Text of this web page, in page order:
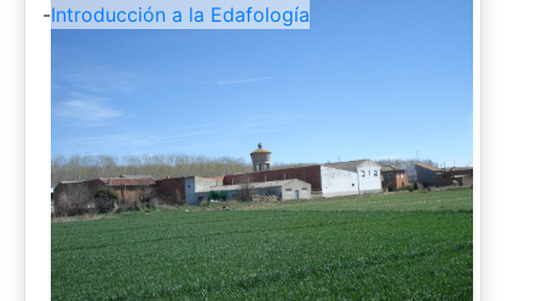
-Introducción a la Edafología